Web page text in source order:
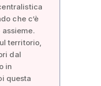
che c’è
territorio,
dal
in
questa